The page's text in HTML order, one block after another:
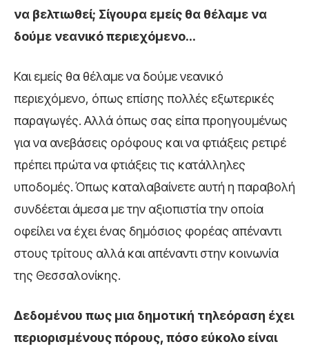
να βελτιωθεί; Σίγουρα εμείς θα θέλαμε να
δούμε νεανικό περιεχόμενο…
Και εμείς θα θέλαμε να δούμε νεανικό
περιεχόμενο, όπως επίσης πολλές εξωτερικές
παραγωγές. Αλλά όπως σας είπα προηγουμένως
για να ανεβάσεις ορόφους και να φτιάξεις ρετιρέ
πρέπει πρώτα να φτιάξεις τις κατάλληλες
υποδομές. Όπως καταλαβαίνετε αυτή η παραβολή
συνδέεται άμεσα με την αξιοπιστία την οποία
οφείλει να έχει ένας δημόσιος φορέας απέναντι
στους τρίτους αλλά και απέναντι στην κοινωνία
της Θεσσαλονίκης.
Δεδομένου πως μια δημοτική τηλεόραση έχει
περιορισμένους πόρους, πόσο εύκολο είναι